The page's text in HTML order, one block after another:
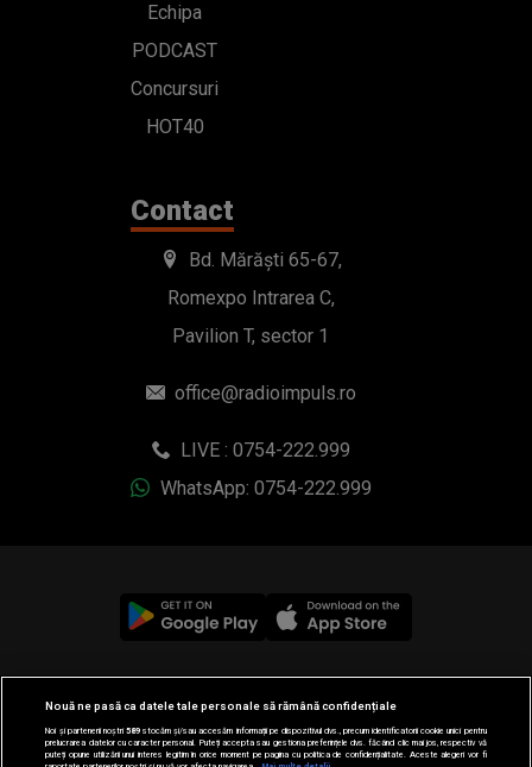
Echipa
PODCAST
Concursuri
HOT40
Contact
Bd. Mărăști 65-67,
Romexpo Intrarea C,
Pavilion T, sector 1
office@radioimpuls.ro
LIVE : 0754-222.999
WhatsApp: 0754-222.999
© 2019-2026 DOGAN MEDIA INTERNATIONAL SA, Toate
drepturile rezervate.
Nouă ne pasă ca datele tale personale să rămână confidențiale
Noi și partenerii noștri589stocăm și/sau accesăm informații pe dispozitivul dvs., precum identificatorii cookie unici pentru
prelucrarea datelor cu caracter personal. Puteți accepta sau gestiona preferințele dvs. făcând clic mai jos, respectiv vă
puteți opune utilizării unui interes legitim în orice moment pe pagina cu politica de confidențialitate. Aceste alegeri vor fi